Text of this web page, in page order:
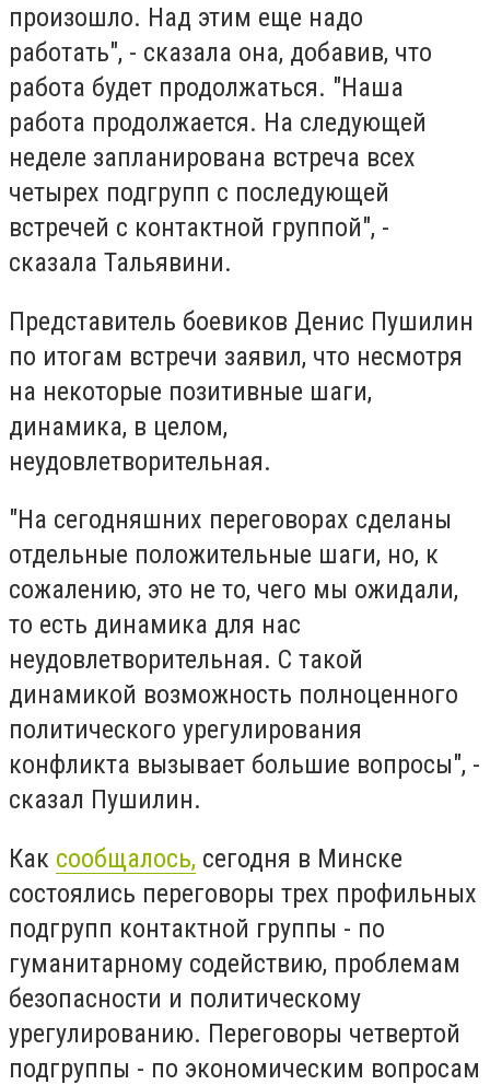
произошло. Над этим еще надо
работать", - сказала она, добавив, что
работа будет продолжаться. "Наша
работа продолжается. На следующей
неделе запланирована встреча всех
четырех подгрупп с последующей
встречей с контактной группой", -
сказала Тальявини.
Представитель боевиков Денис Пушилин
по итогам встречи заявил, что несмотря
на некоторые позитивные шаги,
динамика, в целом,
неудовлетворительная.
"На сегодняшних переговорах сделаны
отдельные положительные шаги, но, к
сожалению, это не то, чего мы ожидали,
то есть динамика для нас
неудовлетворительная. С такой
динамикой возможность полноценного
политического урегулирования
конфликта вызывает большие вопросы", -
сказал Пушилин.
Как сообщалось, сегодня в Минске
состоялись переговоры трех профильных
подгрупп контактной группы - по
гуманитарному содействию, проблемам
безопасности и политическому
урегулированию. Переговоры четвертой
подгруппы - по экономическим вопросам